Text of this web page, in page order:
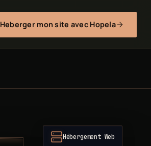
Heberger mon site avec Hopela
Hébergement Web